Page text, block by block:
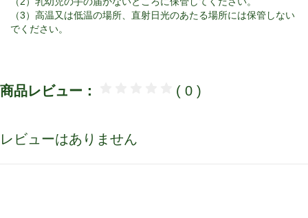
（3）高温又は低温の場所、直射日光のあたる場所には保管しない
でください。
商品レビュー： ( 0 )
レビューはありません